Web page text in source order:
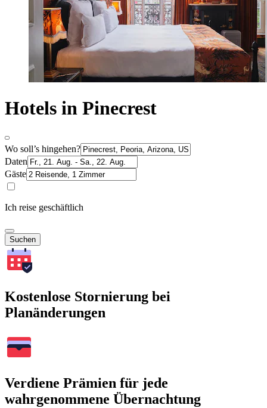
Hotels in Pinecrest
Wo soll’s hingehen?
Daten
Gäste
Ich reise geschäftlich
Suchen
Kostenlose Stornierung bei
Planänderungen
Verdiene Prämien für jede
wahrgenommene Übernachtung